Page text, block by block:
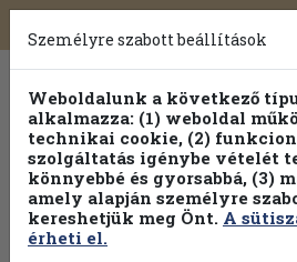
Toggle
navigation
Válogasson több mint 30
Hobbi témakörökben20%
Személyre szabott beállítások
Weboldalunk a következő
alkalmazza: (1) weboldal
technikai cookie, (2)
szolgáltatás igénybe vételét
könnyebbé és gyorsabbá, (3)
amely alapján személyre
kereshetjük meg Önt. A
érheti el.